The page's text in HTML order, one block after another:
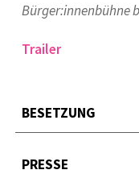
Bürger:innenbühne
Trailer
BESETZUNG
PRESSE